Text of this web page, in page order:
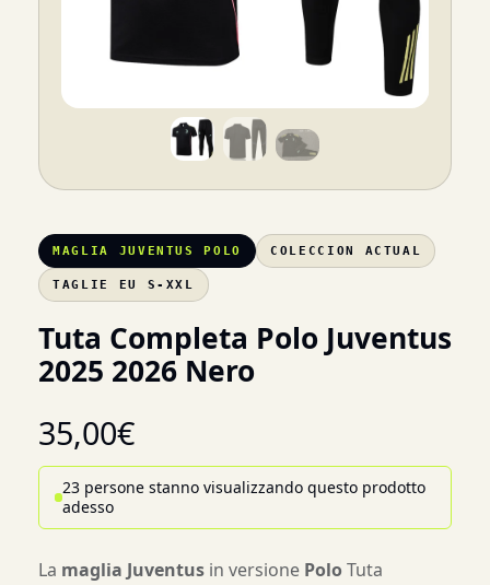
MAGLIA JUVENTUS POLO COLECCION ACTUAL
TAGLIE EU S-XXL
Tuta Completa Polo Juventus
2025 2026 Nero
35,00€
23 persone stanno visualizzando questo prodotto
adesso
La maglia Juventus in versione PoloTuta